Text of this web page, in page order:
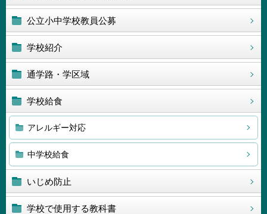
公立小中学校教員公募
学校紹介
通学路・学区域
学校給食
アレルギー対応
中学校給食
いじめ防止
学校で使用する教科書